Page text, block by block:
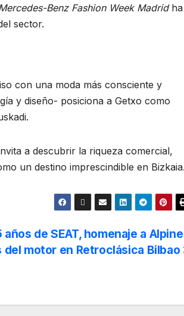
Benz Fashion Week Madridha
sector.
con una moda más consciente y
y diseño- posiciona a Getxo como
a descubrir la riqueza comercial,
un destino imprescindible en
años de SEAT, homenaje a
del motor en Retroclásica Bilbao